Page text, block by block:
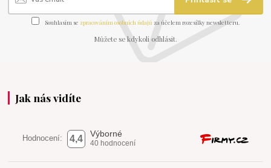
Souhlasím se zpracováním osobních údajů za účelem rozesílky newsletteru.
Můžete se kdykoli odhlásit.
Jak nás vidíte